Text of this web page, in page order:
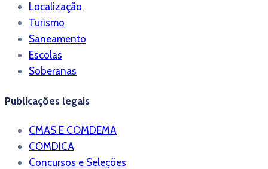
Localização
Turismo
Saneamento
Escolas
Soberanas
Publicações legais
CMAS E COMDEMA
COMDICA
Concursos e Seleções